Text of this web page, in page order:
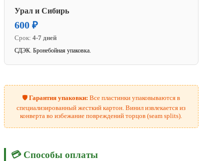
Урал и Сибирь
600 ₽
Срок: 4-7 дней
СДЭК. Бронебойная упаковка.
🛡️Гарантия упаковки: Все пластинки упаковываются в
специализированный жесткий картон. Винил извлекается из
конверта во избежание повреждений торцов (seam splits).
💳 Способы оплаты